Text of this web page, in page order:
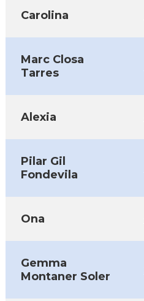
Carolina
Marc Closa
Tarres
Alexia
Pilar Gil
Fondevila
Ona
Gemma
Montaner Soler